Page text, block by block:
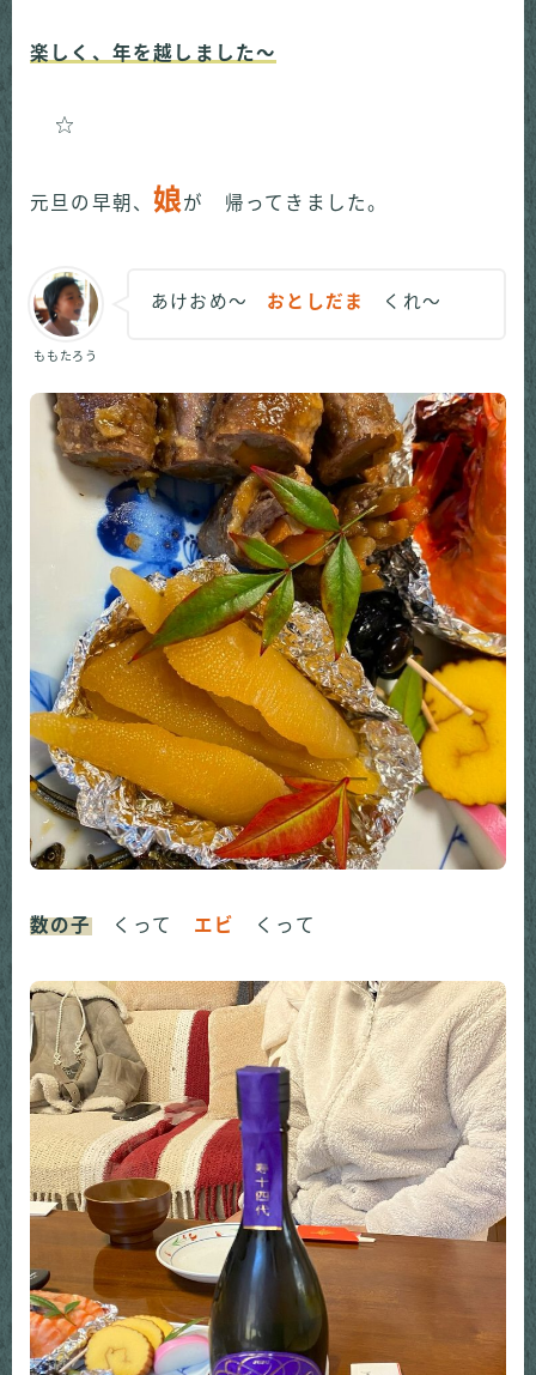
楽しく、年を越しました～
元旦の早朝、 娘が 帰ってきました。
ももたろう
あけおめ～ おとしだま くれ～
数の子 くって エビ くって